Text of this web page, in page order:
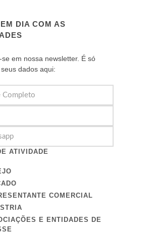
DIA COM AS
se em nossa newsletter. É só
dados aqui:
ATIVIDADE
COMERCIAL
E ENTIDADES DE